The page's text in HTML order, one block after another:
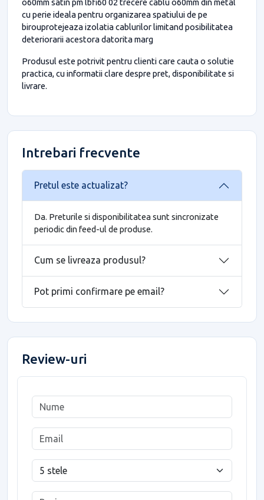
cu perie ideala pentru organizarea spatiului de pe
birouprotejeaza izolatia cablurilor limitand posibilitatea
deteriorarii acestora datorita marg
Produsul este potrivit pentru clienti care cauta o solutie
practica, cu informatii clare despre pret, disponibilitate si
livrare.
Intrebari frecvente
Pretul este actualizat?
Da. Preturile si disponibilitatea sunt sincronizate
periodic din feed-ul de produse.
Cum se livreaza produsul?
Pot primi confirmare pe email?
Review-uri